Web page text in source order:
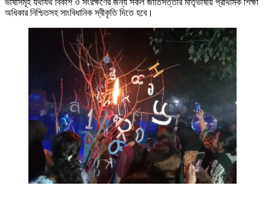
ভাষাসমূহ যথাযথ বিকাশ ও সংরক্ষণের জন্য সকল জাতিসত্তার মাতৃভাষায় প্রাথমিক শিক্ষা
অধিকার নিশ্চিতসহ সাংবিধানিক স্বীকৃতি দিতে হবে।